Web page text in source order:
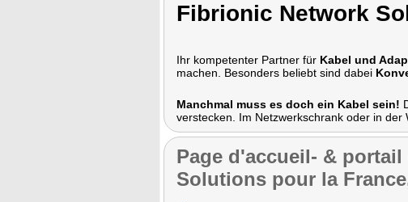
Fibrionic Network
Ihr kompetenter Partner für Kabel und
machen. Besonders beliebt sind dabei
Manchmal muss es doch ein Kabel sein!
verstecken. Im Netzwerkschrank oder in
Page d'accueil- &
Solutions pour la